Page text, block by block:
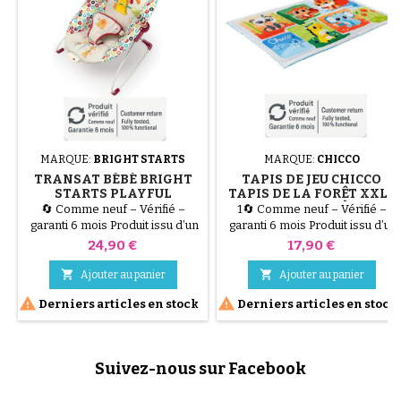
MARQUE: BRIGHT STARTS
TRANSAT BÉBÉ BRIGHT
STARTS PLAYFUL
PINWHEELS -
VIBRATIONS
APAISANTES
🔄 Comme neuf – Vérifié –
garanti 6 mois Produit issu d’un
retour client ou d’un emballage
techniciens et 100 %
fonctionnel. Offrez à votre
bébé un moment de détente
avec le transat vibrant Bright
(environ 6 mois), ce transat
Prix
24,90 €
 Ajouter au panier
 Derniers articles en stock
MARQUE: CHICCO
TAPIS DE JEU CHICCO
TAPIS DE LA FORÊT XXL -
135 X 90 CM - DÈS LA
NAISSANCE
1🔄 Comme neuf – Vérifié –
garanti 6 mois Produit issu d’un
retour client ou d’un emballage
techniciens et 100 %
fonctionnel. Offrez à votre
bébé un espace de jeu géant
avec le Tapis de Jeu Chicco
90 cm) offrent une liberté de
Prix
17,90 €
 Ajouter au panier
 Derniers articles en stock
Suivez-nous sur Facebook